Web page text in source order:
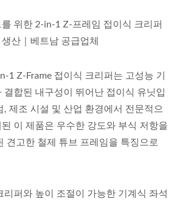
위한 2-in-1 Z-프레임 접이식 크리퍼
산｜베트남 공급업체
1 Z-Frame 접이식 크리퍼는 고성능 기
결합된 내구성이 뛰어난 접이식 유닛입
, 제조 시설 및 산업 환경에서 전문적으
이 제품은 우수한 강도와 부식 저항을
견고한 철제 튜브 프레임을 특징으로
리퍼와 높이 조절이 가능한 기계식 좌석